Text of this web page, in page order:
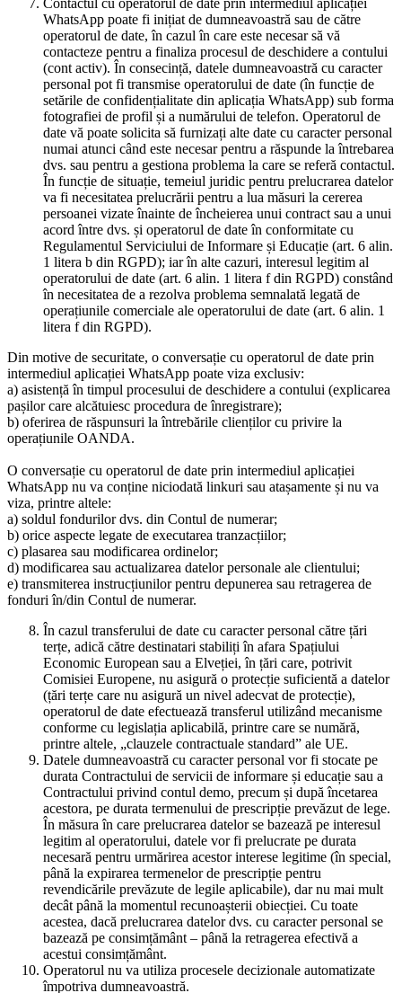
Contactul cu operatorul de date prin intermediul aplicației
WhatsApp poate fi inițiat de dumneavoastră sau de către
operatorul de date, în cazul în care este necesar să vă
contacteze pentru a finaliza procesul de deschidere a contului
(cont activ). În consecință, datele dumneavoastră cu caracter
personal pot fi transmise operatorului de date (în funcție de
setările de confidențialitate din aplicația WhatsApp) sub forma
fotografiei de profil și a numărului de telefon. Operatorul de
date vă poate solicita să furnizați alte date cu caracter personal
numai atunci când este necesar pentru a răspunde la întrebarea
dvs. sau pentru a gestiona problema la care se referă contactul.
În funcție de situație, temeiul juridic pentru prelucrarea datelor
va fi necesitatea prelucrării pentru a lua măsuri la cererea
persoanei vizate înainte de încheierea unui contract sau a unui
acord între dvs. și operatorul de date în conformitate cu
Regulamentul Serviciului de Informare și Educație (art. 6 alin.
1 litera b din RGPD); iar în alte cazuri, interesul legitim al
operatorului de date (art. 6 alin. 1 litera f din RGPD) constând
în necesitatea de a rezolva problema semnalată legată de
operațiunile comerciale ale operatorului de date (art. 6 alin. 1
litera f din RGPD).
Din motive de securitate, o conversație cu operatorul de date prin
intermediul aplicației WhatsApp poate viza exclusiv:
a) asistență în timpul procesului de deschidere a contului (explicarea
pașilor care alcătuiesc procedura de înregistrare);
b) oferirea de răspunsuri la întrebările clienților cu privire la
operațiunile OANDA.
O conversație cu operatorul de date prin intermediul aplicației
WhatsApp nu va conține niciodată linkuri sau atașamente și nu va
viza, printre altele:
a) soldul fondurilor dvs. din Contul de numerar;
b) orice aspecte legate de executarea tranzacțiilor;
c) plasarea sau modificarea ordinelor;
d) modificarea sau actualizarea datelor personale ale clientului;
e) transmiterea instrucțiunilor pentru depunerea sau retragerea de
fonduri în/din Contul de numerar.
În cazul transferului de date cu caracter personal către țări
terțe, adică către destinatari stabiliți în afara Spațiului
Economic European sau a Elveției, în țări care, potrivit
Comisiei Europene, nu asigură o protecție suficientă a datelor
(țări terțe care nu asigură un nivel adecvat de protecție),
operatorul de date efectuează transferul utilizând mecanisme
conforme cu legislația aplicabilă, printre care se numără,
printre altele, „clauzele contractuale standard” ale UE.
Datele dumneavoastră cu caracter personal vor fi stocate pe
durata Contractului de servicii de informare și educație sau a
Contractului privind contul demo, precum și după încetarea
acestora, pe durata termenului de prescripție prevăzut de lege.
În măsura în care prelucrarea datelor se bazează pe interesul
legitim al operatorului, datele vor fi prelucrate pe durata
necesară pentru urmărirea acestor interese legitime (în special,
până la expirarea termenelor de prescripție pentru
revendicările prevăzute de legile aplicabile), dar nu mai mult
decât până la momentul recunoașterii obiecției. Cu toate
acestea, dacă prelucrarea datelor dvs. cu caracter personal se
bazează pe consimțământ – până la retragerea efectivă a
acestui consimțământ.
Operatorul nu va utiliza procesele decizionale automatizate
împotriva dumneavoastră.